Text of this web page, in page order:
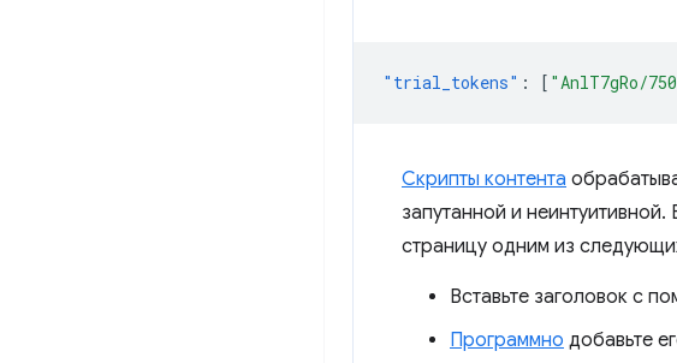
"trial_tokens" : [ "AnlT7gRo/
Скрипты контента
запутанной и
страницу одним из
Вставьте заголовок с
Программно добавьте